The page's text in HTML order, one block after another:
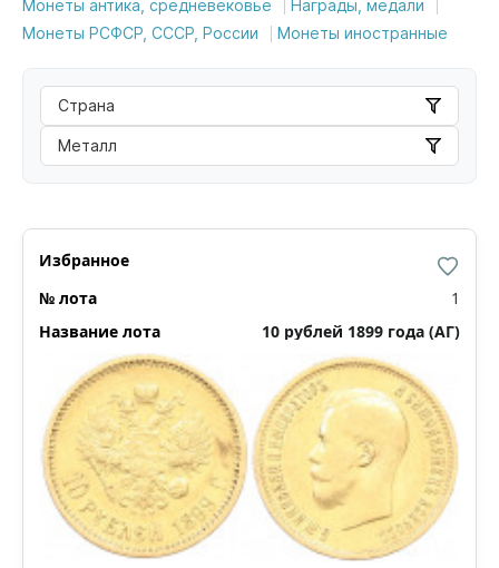
Монеты антика, средневековье
Награды, медали
Монеты РСФСР, СССР, России
Монеты иностранные
Страна
Металл
1
10 рублей 1899 года (АГ)